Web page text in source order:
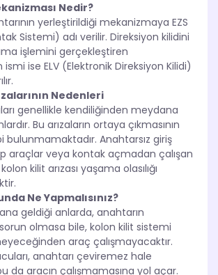
Nedir?
yerleştirildiği mekanizmaya EZS
Sistemi) adı verilir. Direksiyon kilidini
işlemini gerçekleştiren
ise ELV (Elektronik Direksiyon Kilidi)
Nedenleri
genellikle kendiliğinden meydana
Bu arızaların ortaya çıkmasının
bulunmamaktadır. Anahtarsız giriş
araçlar veya kontak açmadan çalışan
kilit arızası yaşama olasılığı
Ne Yapmalısınız?
geldiği anlarda, anahtarın
olmasa bile, kolon kilit sistemi
araç çalışmayacaktır.
anahtarı çeviremez hale
da aracın çalışmamasına yol açar.